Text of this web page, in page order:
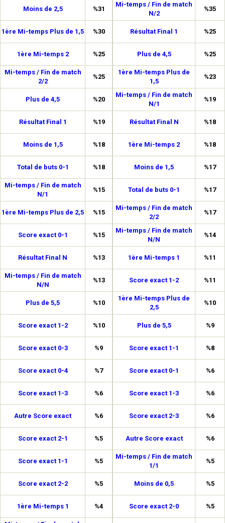
Moins de 2,5 %31
1ère Mi-temps Plus de 1,5 %30
1ère Mi-temps 2 %25
Mi-temps / Fin de match
2/2
%25
Plus de 4,5 %20
Résultat Final 1 %19
Moins de 1,5 %18
Total de buts 0-1 %18
Mi-temps / Fin de match
N/1
%15
1ère Mi-temps Plus de 2,5 %15
Score exact 0-1 %15
Résultat Final N %13
Mi-temps / Fin de match
N/N
%13
Plus de 5,5 %10
Score exact 1-2 %10
Score exact 0-3 %9
Score exact 0-4 %7
Score exact 1-3 %6
Autre Score exact %6
Score exact 2-1 %5
Score exact 1-1 %5
Score exact 2-2 %5
1ère Mi-temps 1 %4
Mi-temps / Fin de match
N/2
%35
Résultat Final 1 %25
Plus de 4,5 %25
1ère Mi-temps Plus de
1,5
%23
Mi-temps / Fin de match
N/1
%19
Résultat Final N %18
1ère Mi-temps 2 %18
Moins de 1,5 %17
Total de buts 0-1 %17
Mi-temps / Fin de match
2/2
%17
Mi-temps / Fin de match
N/N
%14
1ère Mi-temps 1 %11
Score exact 1-2 %11
1ère Mi-temps Plus de
2,5
%10
Plus de 5,5 %9
Score exact 1-1 %8
Score exact 0-1 %6
Score exact 1-3 %6
Score exact 2-3 %6
Autre Score exact %6
Mi-temps / Fin de match
1/1
%5
Moins de 0,5 %5
Score exact 2-0 %5